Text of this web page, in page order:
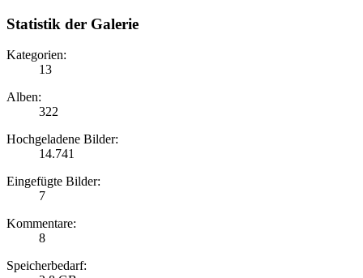
Statistik der Galerie
Kategorien:
13
Alben:
322
Hochgeladene Bilder:
14.741
Eingefügte Bilder:
7
Kommentare:
8
Speicherbedarf: